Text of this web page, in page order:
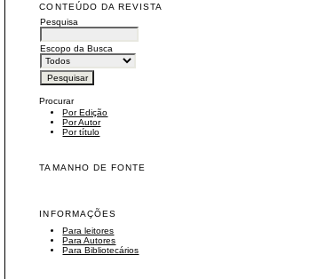
CONTEÚDO DA REVISTA
Pesquisa
Escopo da Busca
Procurar
Por Edição
Por Autor
Por título
TAMANHO DE FONTE
INFORMAÇÕES
Para leitores
Para Autores
Para Bibliotecários